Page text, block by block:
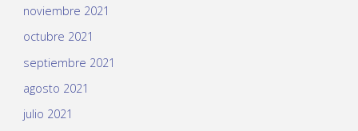
noviembre 2021
octubre 2021
septiembre 2021
agosto 2021
julio 2021